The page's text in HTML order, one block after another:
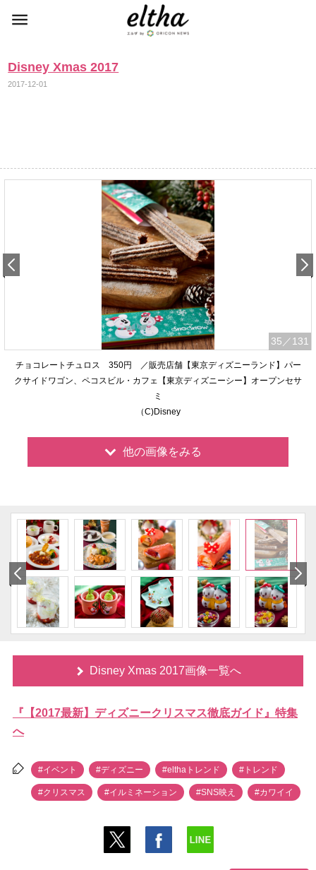
Disney Xmas 2017
2017-12-01
35 ／131
チョコレートチュロス 350円 ／販売店舗【東京ディズニーランド】パー
クサイドワゴン、ペコスビル・カフェ【東京ディズニーシー】オープンセサ
ミ
（C)Disney
他の画像をみる
Disney Xmas 2017画像一覧へ
『【2017最新】ディズニークリスマス徹底ガイド』特集
へ
#イベント #ディズニー #elthaトレンド #トレンド
#クリスマス #イルミネーション #SNS映え #カワイイ